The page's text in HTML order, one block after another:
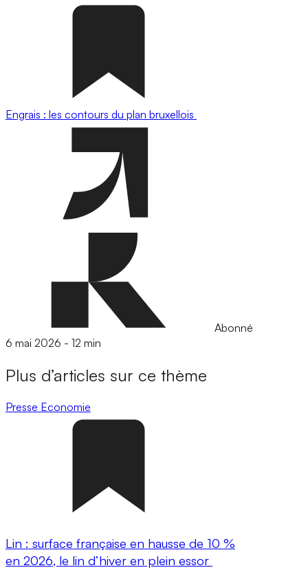
Engrais : les contours du plan bruxellois
Abonné
6 mai 2026 - 12 min
Plus d’articles sur ce thème
Presse Economie
Lin : surface française en hausse de 10 %
en 2026, le lin d’hiver en plein essor